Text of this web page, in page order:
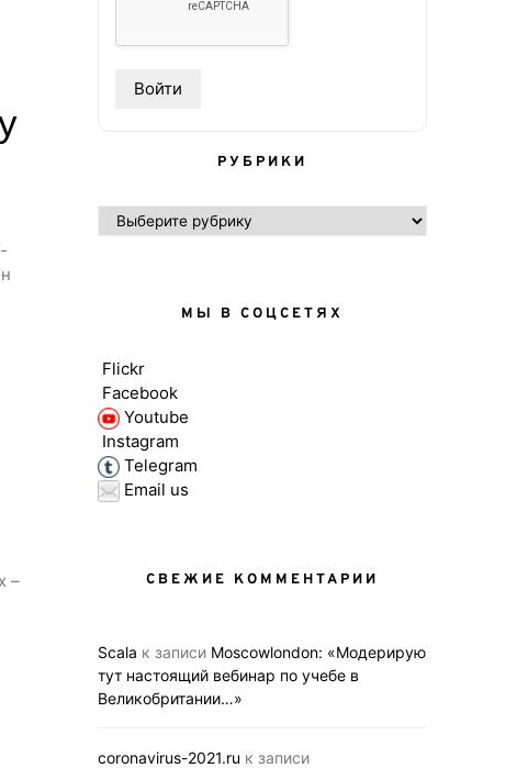
–
РУБРИКИ
РУБРИКИ
МЫ В СОЦСЕТЯХ
Flickr
Facebook
Youtube
Instagram
Telegram
Email us
СВЕЖИЕ КОММЕНТАРИИ
Scala к записи Moscowlondon: «Модерирую
тут настоящий вебинар по учебе в
Великобритании…»
coronavirus-2021.ru к записи